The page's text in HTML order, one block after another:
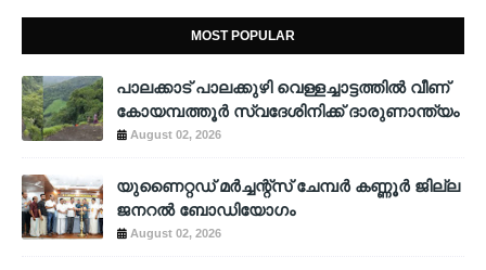
MOST POPULAR
പാലക്കാട് പാലക്കുഴി വെള്ളച്ചാട്ടത്തില്‍ വീണ്
കോയമ്പത്തൂര്‍ സ്വദേശിനിക്ക് ദാരുണാന്ത്യം
August 02, 2026
യുണൈറ്റഡ് മർച്ചന്റ്സ് ചേമ്പർ കണ്ണൂർ ജില്ല
ജനറൽ ബോഡിയോഗം
August 02, 2026